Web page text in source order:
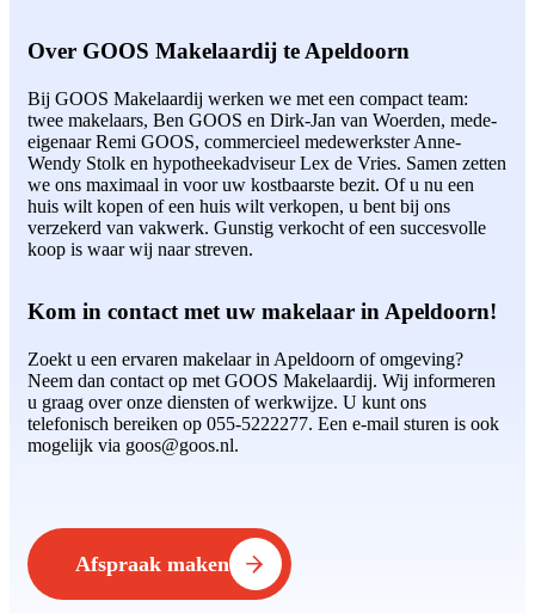
Over GOOS Makelaardij te Apeldoorn
Bij GOOS Makelaardij werken we met een compact team:
twee makelaars, Ben GOOS en Dirk-Jan van Woerden, mede-
eigenaar Remi GOOS, commercieel medewerkster Anne-
Wendy Stolk en hypotheekadviseur Lex de Vries. Samen zetten
we ons maximaal in voor uw kostbaarste bezit. Of u nu een
huis wilt kopen of een huis wilt verkopen, u bent bij ons
verzekerd van vakwerk. Gunstig verkocht of een succesvolle
koop is waar wij naar streven.
Kom in contact met uw makelaar in Apeldoorn!
Zoekt u een ervaren makelaar in Apeldoorn of omgeving?
Neem dan contact op met GOOS Makelaardij. Wij informeren
u graag over onze diensten of werkwijze. U kunt ons
telefonisch bereiken op 055-5222277. Een e-mail sturen is ook
mogelijk via goos@goos.nl.
Afspraak maken